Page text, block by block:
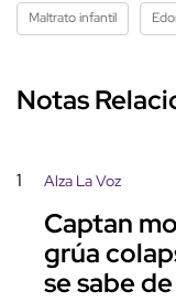
Maltrato infantil
Notas
1 Alza La Voz
Captan
grúa
se sabe